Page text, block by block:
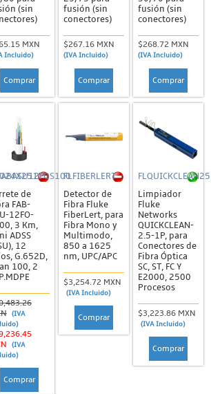
(sin
MXN
Incluido)
Comprar
fusión (sin
conectores)
$267.16 MXN
(IVA Incluido)
Comprar
fusión (sin
conectores)
$268.72 MXN
(IVA Incluido)
Comprar
de
FAB-
12FO-
3 Km,
ADSS
12
G.652D,
100, 2
(IVA
(IVA
Comprar
FLFIBERLERT
Detector de
Fibra Fluke
FiberLert, para
Fibra Mono y
Multimodo,
850 a 1625
nm, UPC/APC
$3,254.72 MXN
(IVA Incluido)
Comprar
Limpiador
Fluke
Networks
QUICKCLEAN-
2.5-1P, para
Conectores de
Fibra Óptica
SC, ST, FC Y
E2000, 2500
Procesos
$3,223.86 MXN
(IVA Incluido)
Comprar